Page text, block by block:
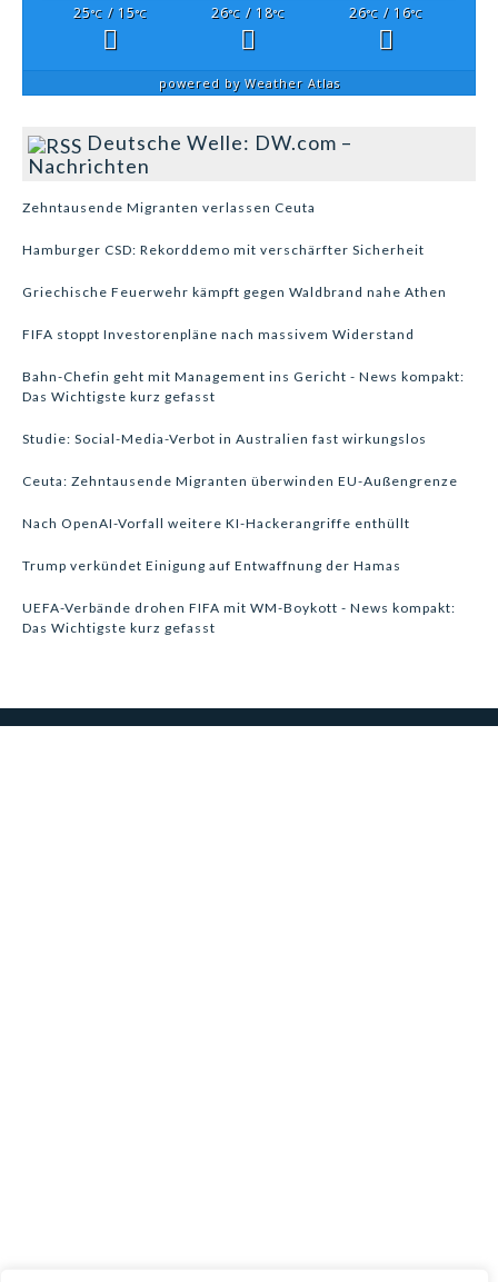
25°C / 15°C 26°C / 18°C 26°C / 16°C
powered by Weather Atlas
Deutsche Welle: DW.com –
Nachrichten
Zehntausende Migranten verlassen Ceuta
Hamburger CSD: Rekorddemo mit verschärfter Sicherheit
Griechische Feuerwehr kämpft gegen Waldbrand nahe Athen
FIFA stoppt Investorenpläne nach massivem Widerstand
Bahn-Chefin geht mit Management ins Gericht - News kompakt:
Das Wichtigste kurz gefasst
Studie: Social-Media-Verbot in Australien fast wirkungslos
Ceuta: Zehntausende Migranten überwinden EU-Außengrenze
Nach OpenAI-Vorfall weitere KI-Hackerangriffe enthüllt
Trump verkündet Einigung auf Entwaffnung der Hamas
UEFA-Verbände drohen FIFA mit WM-Boykott - News kompakt:
Das Wichtigste kurz gefasst